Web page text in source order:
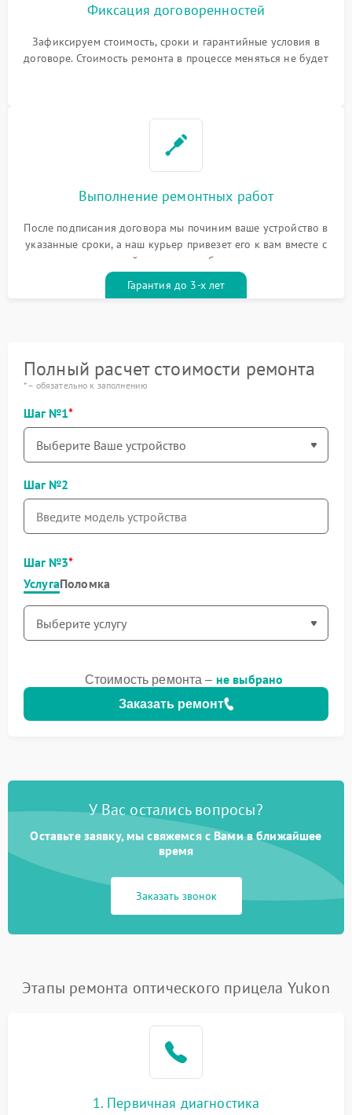
Фиксация договоренностей
Зафиксируем стоимость, сроки и гарантийные условия в
договоре. Стоимость ремонта в процессе меняться не будет
Выполнение ремонтных работ
После подписания договора мы починим ваше устройство в
указанные сроки, а наш курьер привезет его к вам вместе с
гарантийным талоном бесплатно
Гарантия до 3-х лет
Полный расчет стоимости ремонта
* – обязательно к заполнению
Шаг №1
Шаг №2
Шаг №3
УслугаПоломка
Заказать ремонт
Стоимость ремонта – не выбрано
У Вас остались вопросы?
Оставьте заявку, мы свяжемся с Вами в ближайшее
время
Заказать звонок
Этапы ремонта оптического прицела Yukon
1. Первичная диагностика